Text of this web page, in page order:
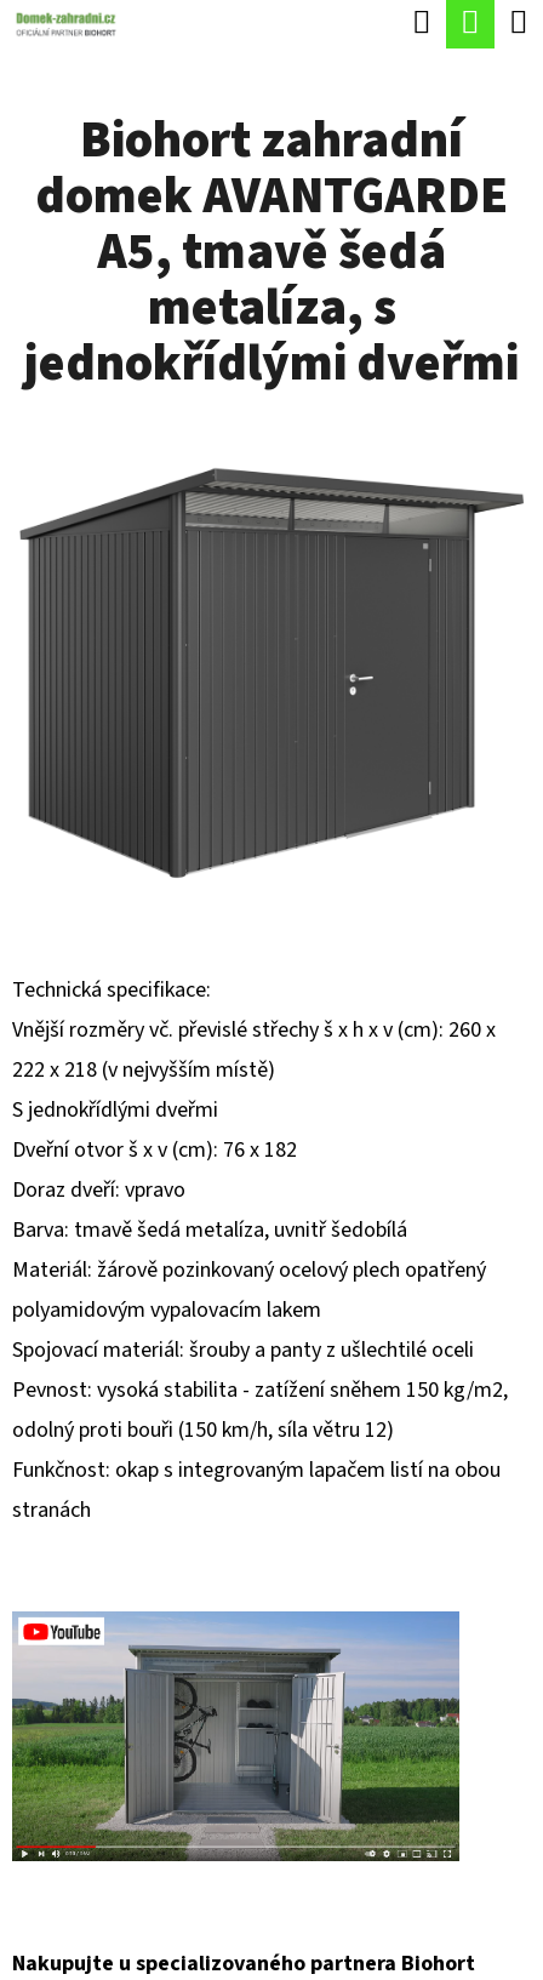
Přejít
Hledat
Biohort zahradní
domek AVANTGARDE
A5, tmavě šedá
metalíza, s
jednokřídlými dveřmi
Technická specifikace:
Vnější rozměry vč. převislé střechy š x h x v (cm): 260 x
222 x 218 (v nejvyšším místě)
S jednokřídlými dveřmi
Dveřní otvor š x v (cm): 76 x 182
Doraz dveří: vpravo
Barva: tmavě šedá metalíza, uvnitř šedobílá
Materiál: žárově pozinkovaný ocelový plech opatřený
polyamidovým vypalovacím lakem
Spojovací materiál: šrouby a panty z ušlechtilé oceli
Pevnost: vysoká stabilita - zatížení sněhem 150 kg/m2,
odolný proti bouři (150 km/h, síla větru 12)
Funkčnost: okap s integrovaným lapačem listí na obou
stranách
Nakupujte u specializovaného partnera Biohort
K
Ř
E
J
E
T
HLEDAT
D
O
P
O
R
U
Č
U
J
E
M
E